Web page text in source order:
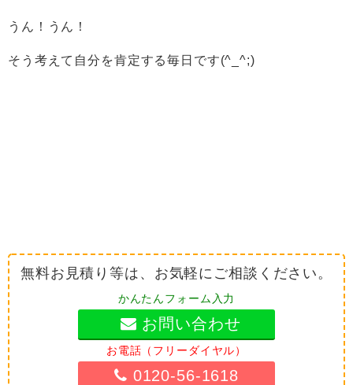
うん！うん！
そう考えて自分を肯定する毎日です(^_^;)
無料お見積り等は、お気軽にご相談ください。
かんたんフォーム入力
お問い合わせ
お電話（フリーダイヤル）
0120-56-1618